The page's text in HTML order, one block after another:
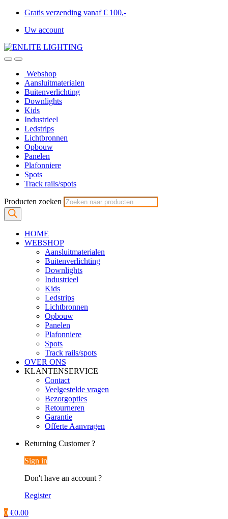
Gratis verzending vanaf € 100,-
Uw account
Webshop
Aansluitmaterialen
Buitenverlichting
Downlights
Kids
Industrieel
Ledstrips
Lichtbronnen
Opbouw
Panelen
Plafonniere
Spots
Track rails/spots
Producten zoeken
HOME
WEBSHOP
Aansluitmaterialen
Buitenverlichting
Downlights
Industrieel
Kids
Ledstrips
Lichtbronnen
Opbouw
Panelen
Plafonniere
Spots
Track rails/spots
OVER ONS
KLANTENSERVICE
Contact
Veelgestelde vragen
Bezorgopties
Retourneren
Garantie
Offerte Aanvragen
Returning Customer ?
Sign in
Don't have an account ?
Register
0 €0.00